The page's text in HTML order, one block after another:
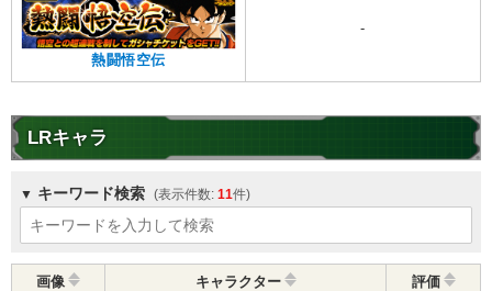
熱闘悟空伝
-
LRキャラ
キーワード検索 11
画像 キャラクター 評価